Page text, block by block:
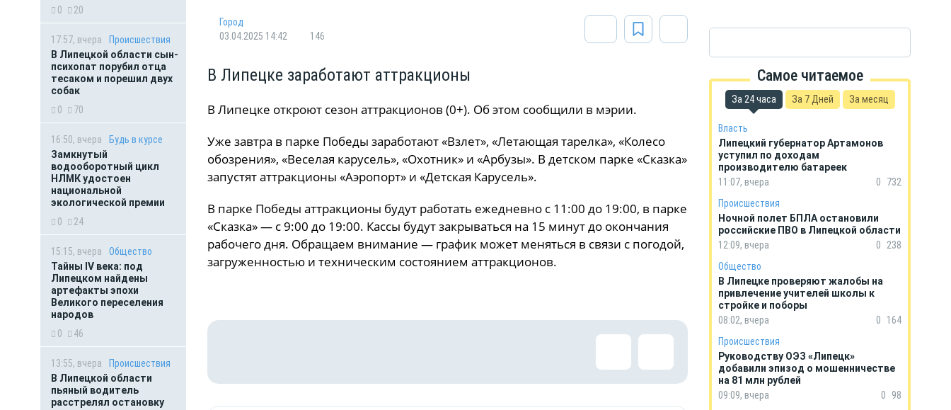
0
20
17:57, вчера
Происшествия
В Липецкой области сын-
психопат порубил отца
тесаком и порешил двух
собак
0
70
16:50, вчера
Будь в курсе
Замкнутый
водооборотный цикл
НЛМК удостоен
национальной
экологической премии
0
24
15:15, вчера
Общество
Тайны IV века: под
Липецком найдены
артефакты эпохи
Великого переселения
народов
0
46
13:55, вчера
Происшествия
В Липецкой области
пьяный водитель
расстрелял остановку
Город
03.04.2025 14:42
146
В Липецке заработают аттракционы
В Липецке откроют сезон аттракционов (0+). Об этом сообщили в мэрии.
Уже завтра в парке Победы заработают «Взлет», «Летающая тарелка», «Колесо
обозрения», «Веселая карусель», «Охотник» и «Арбузы». В детском парке «Сказка»
запустят аттракционы «Аэропорт» и «Детская Карусель».
В парке Победы аттракционы будут работать ежедневно с 11:00 до 19:00, в парке
«Сказка» — с 9:00 до 19:00. Кассы будут закрываться на 15 минут до окончания
рабочего дня. Обращаем внимание — график может меняться в связи с погодой,
загруженностью и техническим состоянием аттракционов.
Самое читаемое
За 24 часа За 7 Дней За месяц
Власть
Липецкий губернатор Артамонов
уступил по доходам
производителю батареек
11:07, вчера
0
732
Происшествия
Ночной полет БПЛА остановили
российские ПВО в Липецкой области
12:09, вчера
0
238
Общество
В Липецке проверяют жалобы на
привлечение учителей школы к
стройке и поборы
08:02, вчера
0
164
Происшествия
Руководству ОЭЗ «Липецк»
добавили эпизод о мошенничестве
на 81 млн рублей
09:09, вчера
0
98